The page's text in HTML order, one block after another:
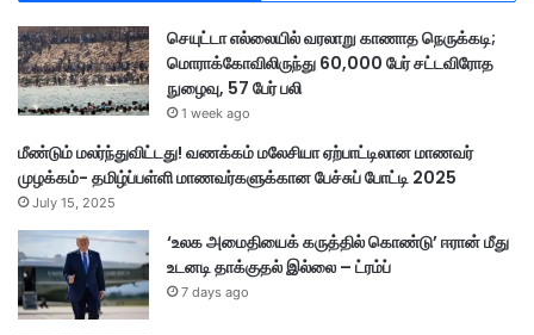
செயுட்டா எல்லையில் வரலாறு காணாத நெருக்கடி;
மொராக்கோவிலிருந்து 60,000 பேர் சட்டவிரோத
நுழைவு, 57 பேர் பலி
1 week ago
மீண்டும் மலர்ந்துவிட்டது! வணக்கம் மலேசியா ஏற்பாட்டிலான மாணவர்
முழக்கம்- தமிழ்ப்பள்ளி மாணவர்களுக்கான பேச்சுப் போட்டி 2025
July 15, 2025
‘உலக அமைதியைக் கருத்தில் கொண்டு’ ஈரான் மீது
உடனடி தாக்குதல் இல்லை – ட்ரம்ப்
7 days ago